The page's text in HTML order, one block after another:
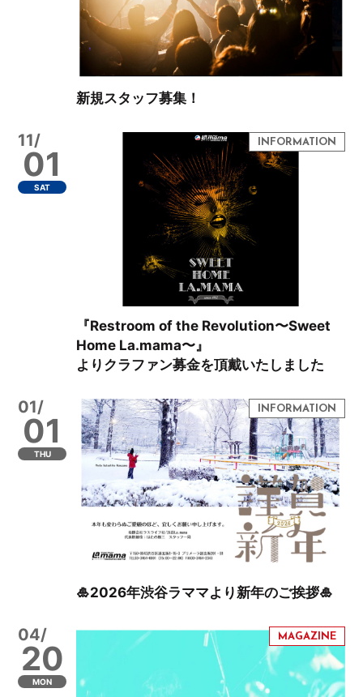
新規スタッフ募集！
11/
01
SAT
『Restroom of the Revolution〜Sweet
Home La.mama〜』
よりクラファン募金を頂戴いたしました
01/
01
THU
🎍2026年渋谷ラママより新年のご挨拶🎍
04/
20
MON